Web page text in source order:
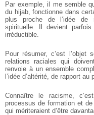
Par exemple, il me semble
du hijab, fonctionne dans
plus proche de l’idée de
spirituelle. Il devient
irréductible.
Pour résumer, c’est
relations raciales qui
renvoie à un ensemble
l’idée d’altérité, de rapport
Connaître le racisme,
processus de formation et de
qui mériteraient d’être